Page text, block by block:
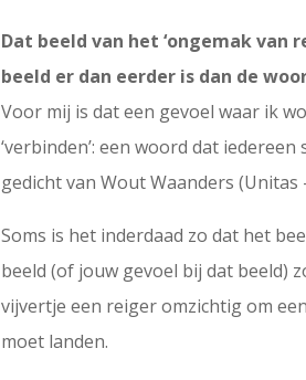
Dat beeld van het ‘ongemak van
beeld er dan eerder is dan de
Voor mij is dat een gevoel waar ik
‘verbinden’: een woord dat
gedicht van Wout Waanders (Unitas
Soms is het inderdaad zo dat het
beeld (of jouw gevoel bij dat beeld)
vijvertje een reiger omzichtig om
moet landen.